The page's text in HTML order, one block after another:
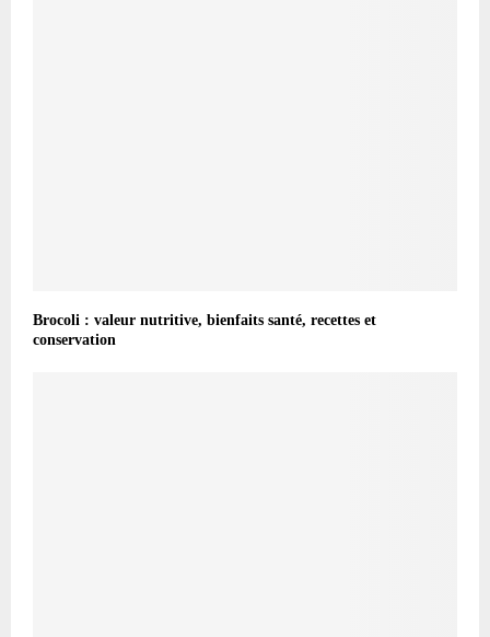
Brocoli : valeur nutritive, bienfaits santé, recettes et
conservation